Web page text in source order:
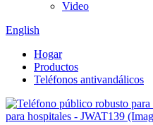
Video
English
Hogar
Productos
Teléfonos antivandálicos